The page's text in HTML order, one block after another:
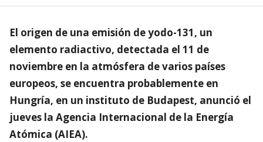
El origen de una emisión de yodo-131, un
elemento radiactivo, detectada el 11 de
noviembre en la atmósfera de varios países
europeos, se encuentra probablemente en
Hungría, en un instituto de Budapest, anunció el
jueves la Agencia Internacional de la Energía
Atómica (AIEA).